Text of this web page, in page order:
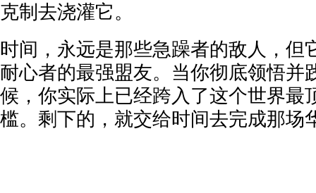
克制去浇灌它。
时间，永远是那些急躁者的敌人，但
耐心者的最强盟友。当你彻底领悟并
候，你实际上已经跨入了这个世界最
槛。剩下的，就交给时间去完成那场